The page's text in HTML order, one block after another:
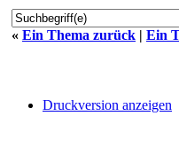
« Ein Thema zurück | Ein
Druckversion anzeigen